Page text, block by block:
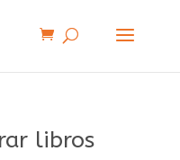
libros